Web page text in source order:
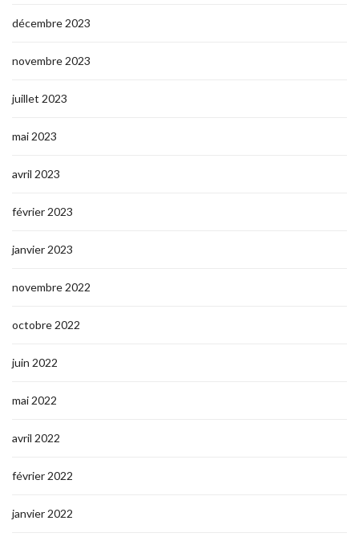
décembre 2023
novembre 2023
juillet 2023
mai 2023
avril 2023
février 2023
janvier 2023
novembre 2022
octobre 2022
juin 2022
mai 2022
avril 2022
février 2022
janvier 2022